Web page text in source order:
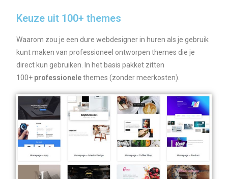
Keuze uit 100+ themes
Waarom zou je een dure webdesigner in huren als je gebruik
kunt maken van professioneel ontworpen themes die je
direct kun gebruiken. In het basis pakket zitten
100+ professionelethemes (zonder meerkosten).